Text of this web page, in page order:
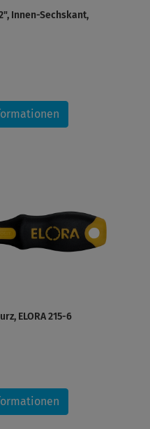
Innen-Sechskant,
ELORA 215-6